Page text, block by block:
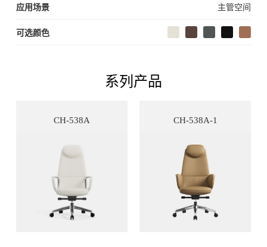
应用场景 主管空间
可选颜色
系列产品
CH-538A CH-538A-1